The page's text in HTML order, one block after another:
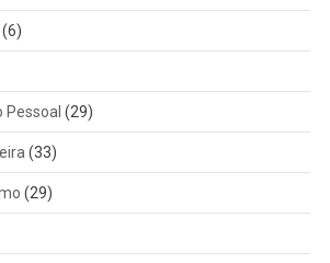
(6)
Pessoal (29)
(33)
(29)